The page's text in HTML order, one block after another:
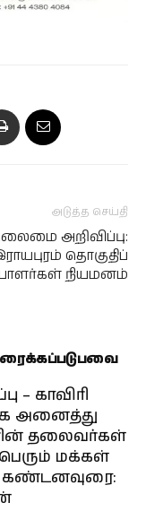
அடுத்த செய்தி
அறிவிப்பு:
தொகுதிப்
நியமனம்
– காவிரி
அனைத்து
தலைவர்கள்
மக்கள்
கண்டனவுரை: